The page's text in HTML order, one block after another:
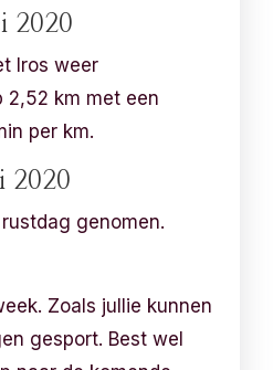
2020
Iros weer
2,52 km met een
per km.
2020
genomen.
Zoals jullie kunnen
gesport. Best wel